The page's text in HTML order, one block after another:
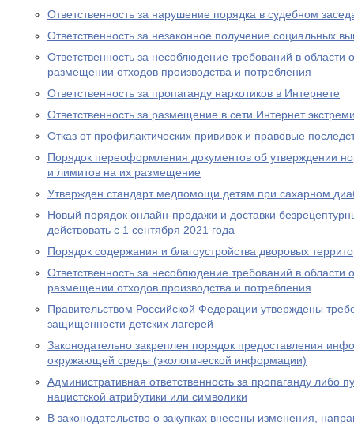
Ответственность за нарушение порядка в судебном
Ответственность за незаконное получение социальных
Ответственность за несоблюдение требований в
размещении отходов производства и потребления
Ответственность за пропаганду наркотиков в Интернете
Ответственность за размещение в сети Интернет
Отказ от профилактических прививок и правовые
Порядок переоформления документов об утверждении
и лимитов на их размещение
Утвержден стандарт медпомощи детям при сахарном
Новый порядок онлайн-продажи и доставки
действовать с 1 сентября 2021 года
Порядок содержания и благоустройства дворовых
Ответственность за несоблюдение требований в
размещении отходов производства и потребления
Правительством Российской Федерации утверждены
защищенности детских лагерей
Законодательно закреплен порядок предоставления
окружающей среды (экологической информации)
Административная ответственность за пропаганду либо
нацистской атрибутики или символики
В законодательство о закупках внесены изменения,